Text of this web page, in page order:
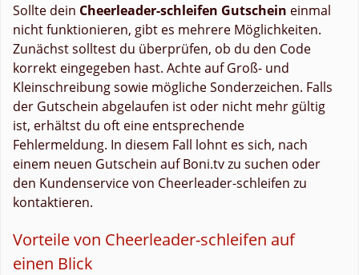
Sollte dein Cheerleader-schleifen Gutschein einmal
nicht funktionieren, gibt es mehrere Möglichkeiten.
Zunächst solltest du überprüfen, ob du den Code
korrekt eingegeben hast. Achte auf Groß- und
Kleinschreibung sowie mögliche Sonderzeichen. Falls
der Gutschein abgelaufen ist oder nicht mehr gültig
ist, erhältst du oft eine entsprechende
Fehlermeldung. In diesem Fall lohnt es sich, nach
einem neuen Gutschein auf Boni.tv zu suchen oder
den Kundenservice von Cheerleader-schleifen zu
kontaktieren.
Vorteile von Cheerleader-schleifen auf
einen Blick